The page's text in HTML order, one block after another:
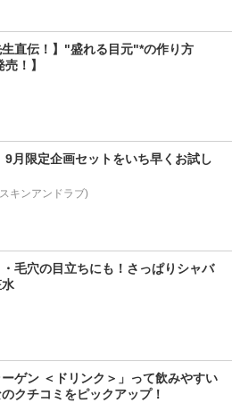
生直伝！】"盛れる目元"*の作り方
売！】
9月限定企画セットをいち早くお試し
キンアンドラブ)
毛穴の目立ちにも！さっぱりシャバ
ーゲン ＜ドリンク＞」って飲みやすい
クチコミをピックアップ！